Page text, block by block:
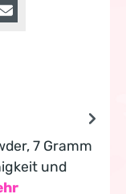
7 Gramm
und